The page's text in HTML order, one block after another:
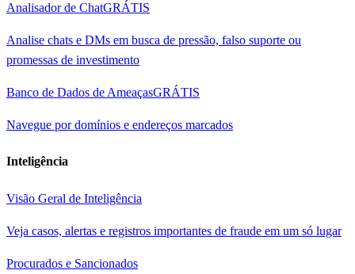
Analisador de ChatGRÁTIS
Analise chats e DMs em busca de pressão, falso suporte ou
promessas de investimento
Banco de Dados de AmeaçasGRÁTIS
Navegue por domínios e endereços marcados
Inteligência
Visão Geral de Inteligência
Veja casos, alertas e registros importantes de fraude em um só lugar
Procurados e Sancionados